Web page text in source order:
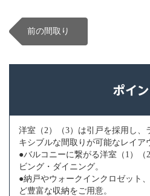
前の間取り
洋室（2）（3）は引戸を採用し、
キシブルな間取りが可能なレイア
●バルコニーに繋がる洋室（1）（
ビング・ダイニング。
●納戸やウォークインクロゼット
ど豊富な収納をご用意。